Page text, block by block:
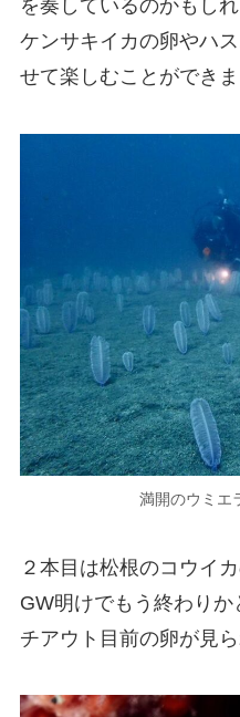
を奏しているのかもしれ
ケンサキイカの卵やハ
せて楽しむことができ
満開のウミエ
２本目は松根のコウイ
GW明けでもう終わり
チアウト目前の卵が見ら